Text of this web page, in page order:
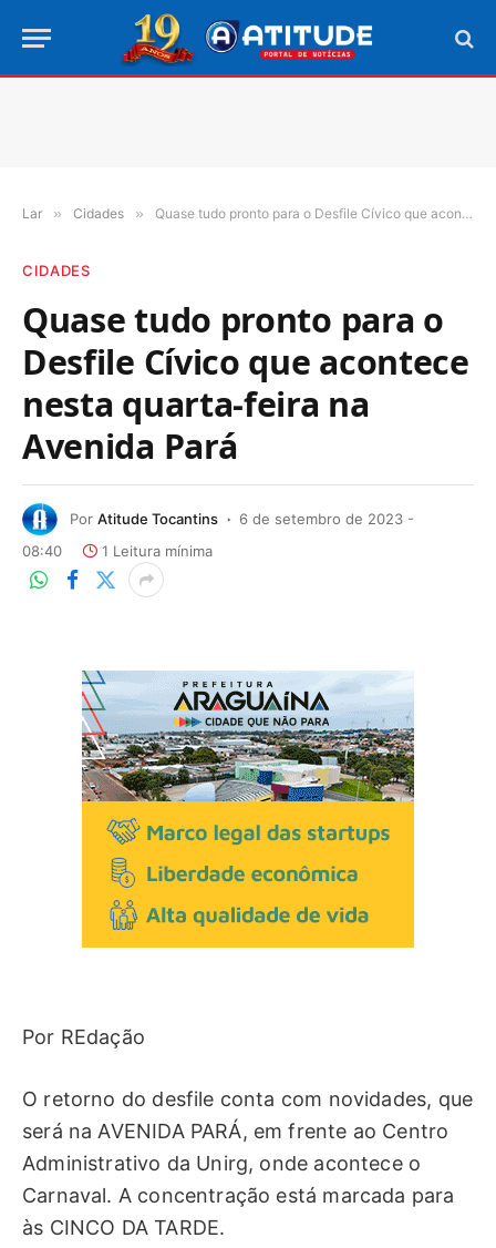
Lar » Cidades » Quase tudo pronto para o Desfile Cívico que acontece nesta quarta-feira na Avenida Pará
CIDADES
Quase tudo pronto para o
Desfile Cívico que acontece
nesta quarta-feira na
Avenida Pará
Por Atitude Tocantins
6 de setembro de 2023 -
08:40
1 Leitura mínima
Por REdação
O retorno do desfile conta com novidades, que
será na AVENIDA PARÁ, em frente ao Centro
Administrativo da Unirg, onde acontece o
Carnaval. A concentração está marcada para
às CINCO DA TARDE.